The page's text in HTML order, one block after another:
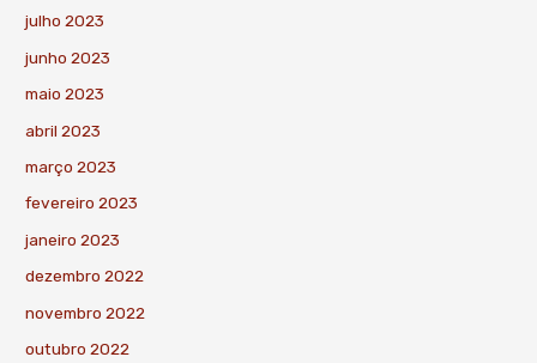
julho 2023
junho 2023
maio 2023
abril 2023
março 2023
fevereiro 2023
janeiro 2023
dezembro 2022
novembro 2022
outubro 2022